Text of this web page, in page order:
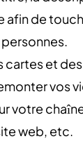
afin de
cartes et
vos
votre
web, etc.